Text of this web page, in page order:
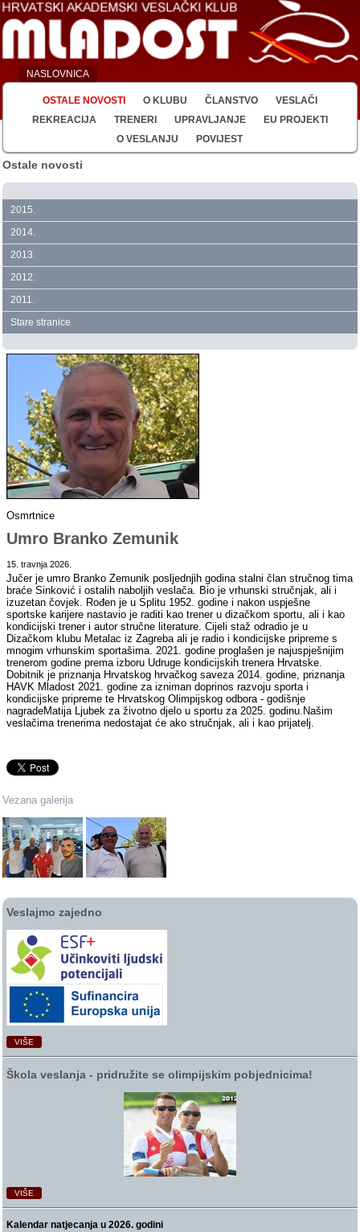
NASLOVNICA
OSTALE NOVOSTI O KLUBU ČLANSTVO
VESLAČI
REKREACIJA
TRENERI UPRAVLJANJE
EU PROJEKTI
O VESLANJU
POVIJEST
Ostale novosti
2015.
2014.
2013.
2012.
2011.
Stare stranice
Osmrtnice
Umro Branko Zemunik
15. travnja 2026.
Jučer je umro Branko Zemunik posljednjih godina stalni član stručnog tima
braće Sinković i ostalih naboljih veslača. Bio je vrhunski stručnjak, ali i
izuzetan čovjek. Rođen je u Splitu 1952. godine i nakon uspješne
sportske karijere nastavio je raditi kao trener u dizačkom sportu, ali i kao
kondicijski trener i autor stručne literature. Cijeli staž odradio je u
Dizačkom klubu Metalac iz Zagreba ali je radio i kondicijske pripreme s
mnogim vrhunskim sportašima. 2021. godine proglašen je najuspješnijim
trenerom godine prema izboru Udruge kondicijskih trenera Hrvatske.
Dobitnik je priznanja Hrvatskog hrvačkog saveza 2014. godine, priznanja
HAVK Mladost 2021. godine za izniman doprinos razvoju sporta i
kondicijske pripreme te Hrvatskog Olimpijskog odbora - godišnje
nagradeMatija Ljubek za životno djelo u sportu za 2025. godinu.Našim
veslačima trenerima nedostajat će ako stručnjak, ali i kao prijatelj.
Vezana galerija
Veslajmo zajedno
VIŠE
Škola veslanja ‑ pridružite se olimpijskim pobjednicima!
VIŠE
Kalendar natjecanja u 2026. godini